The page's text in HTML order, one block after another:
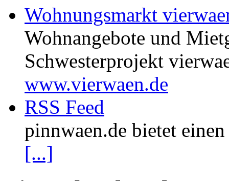
Wohnungsmarkt
Wohnangebote und
Schwesterprojekt
www.vierwaen.de
RSS Feed
pinnwaen.de bietet
[...]